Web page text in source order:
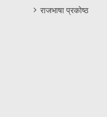
राजभाषा प्रकोष्ठ